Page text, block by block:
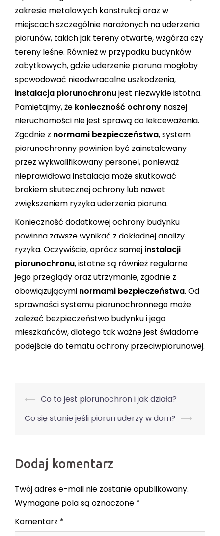
zakresie metalowych konstrukcji oraz w
miejscach szczególnie narażonych na uderzenia
piorunów, takich jak tereny otwarte, wzgórza czy
tereny leśne. Również w przypadku budynków
zabytkowych, gdzie uderzenie pioruna mogłoby
spowodować nieodwracalne uszkodzenia,
instalacja piorunochronujest niezwykle istotna.
Pamiętajmy, że konieczność ochrony naszej
nieruchomości nie jest sprawą do lekceważenia.
Zgodnie z normami bezpieczeństwa, system
piorunochronny powinien być zainstalowany
przez wykwalifikowany personel, ponieważ
nieprawidłowa instalacja może skutkować
brakiem skutecznej ochrony lub nawet
zwiększeniem ryzyka uderzenia pioruna.
Konieczność dodatkowej ochrony budynku
powinna zawsze wynikać z dokładnej analizy
ryzyka. Oczywiście, oprócz samej instalacji
piorunochronu, istotne są również regularne
jego przeglądy oraz utrzymanie, zgodnie z
obowiązującymi normami bezpieczeństwa. Od
sprawności systemu piorunochronnego może
zależeć bezpieczeństwo budynku i jego
mieszkańców, dlatego tak ważne jest świadome
podejście do tematu ochrony przeciwpiorunowej.
Post
navigation
⟵ Co to jest piorunochron i jak działa?
Co się stanie jeśli piorun uderzy w dom? ⟶
Dodaj komentarz
Twój adres e-mail nie zostanie opublikowany.
Wymagane pola są oznaczone *
Komentarz *